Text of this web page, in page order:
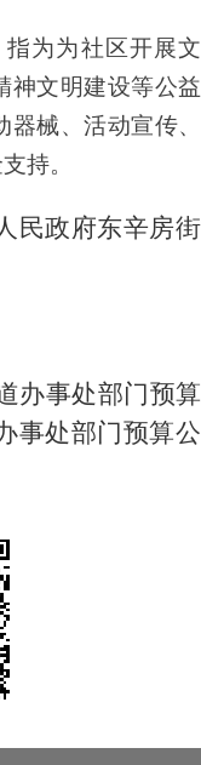
为为社区开展文
神文明建设等公益
械、活动宣传、
持。
民政府东辛房街
办事处部门预算
事处部门预算公